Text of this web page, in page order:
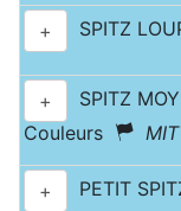
+ SPITZ
+
SPITZ
Couleurs
+ PETIT